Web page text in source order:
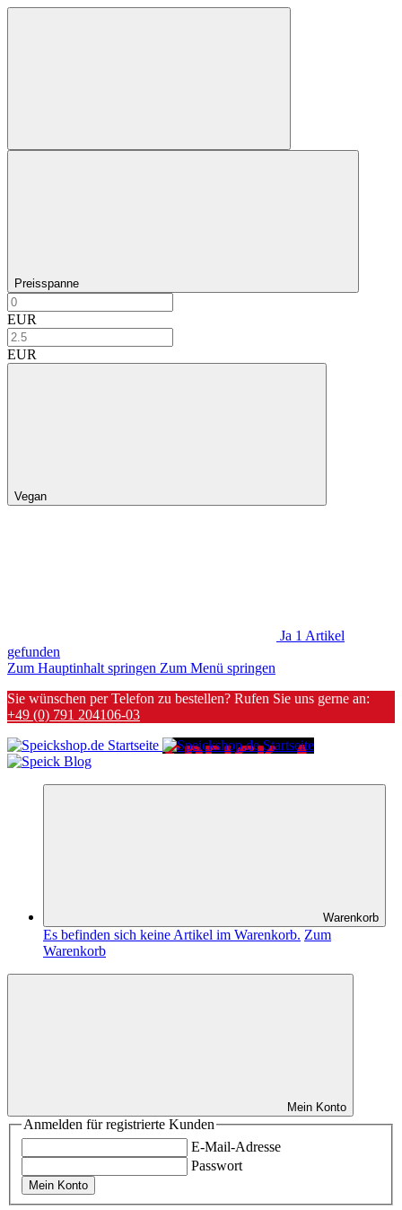
Preisspanne
EUR
EUR
Vegan
Ja 1 Artikel
gefunden
Zum Hauptinhalt springen Zum Menü springen
Sie wünschen per Telefon zu bestellen? Rufen Sie uns gerne an:
+49 (0) 791 204106-03
Warenkorb
Es befinden sich keine Artikel im Warenkorb. Zum
Warenkorb
Mein Konto
Anmelden für registrierte Kunden
E-Mail-Adresse
Passwort
Mein Konto